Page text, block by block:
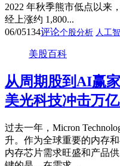
2022 年秋季熊市低点以来
经上涨约 1,800...
06/05134评论个股分析 人工
美股百科
从周期股到AI赢
美光科技冲击万
过去一年，Micron
升。作为全球重要的内存
内存芯片需求旺盛和产品